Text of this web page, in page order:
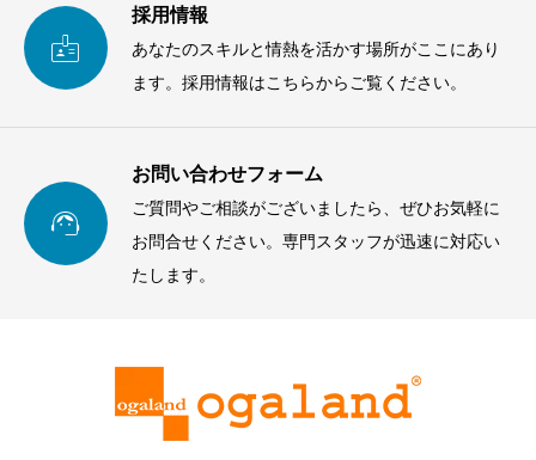

採用情報
あなたのスキルと情熱を活かす場所がここにあり
ます。採用情報はこちらからご覧ください。

お問い合わせフォーム
ご質問やご相談がございましたら、ぜひお気軽に
お問合せください。専門スタッフが迅速に対応い
たします。